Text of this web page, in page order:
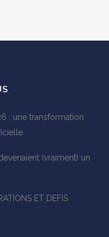
: une transformation
(vraiment) un
ET DEFIS